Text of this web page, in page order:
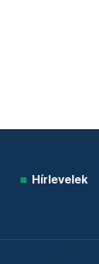
Hírlevelek